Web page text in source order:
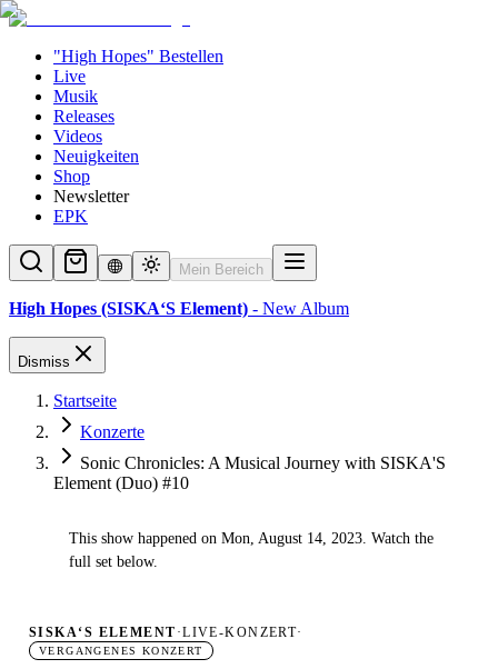
"High Hopes" Bestellen
Live
Musik
Releases
Videos
Neuigkeiten
Shop
Newsletter
EPK
Mein Bereich
High Hopes (SISKA‘S Element) - New Album
Dismiss
Startseite
Konzerte
Sonic Chronicles: A Musical Journey with SISKA'S
Element (Duo) #10
This show happened on Mon, August 14, 2023. Watch the
full set below.
SISKA‘S ELEMENT ·LIVE-KONZERT·
VERGANGENES KONZERT